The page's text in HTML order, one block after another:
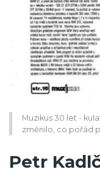
Muzikus 30 let -
změnilo, co pořád
Petr